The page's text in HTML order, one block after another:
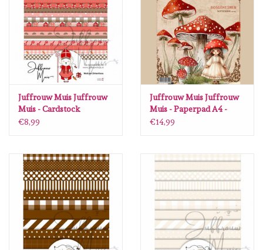
diversen
embossingpoeders
inkleurbenodigdheden
Lint
gereedschap
stansmachine en toebehoren
schudmateriaal
Juffrouw Muis Juffrouw
Muis - Cardstock
paperpad A4 - Welkom
€8,99
Juffrouw Muis Juffrouw
Muis - Paperpad A4 -
Bosgeheimen
€14,99